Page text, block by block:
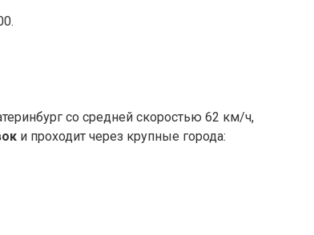
со средней скоростью 62 км/ч,
и проходит через крупные города: